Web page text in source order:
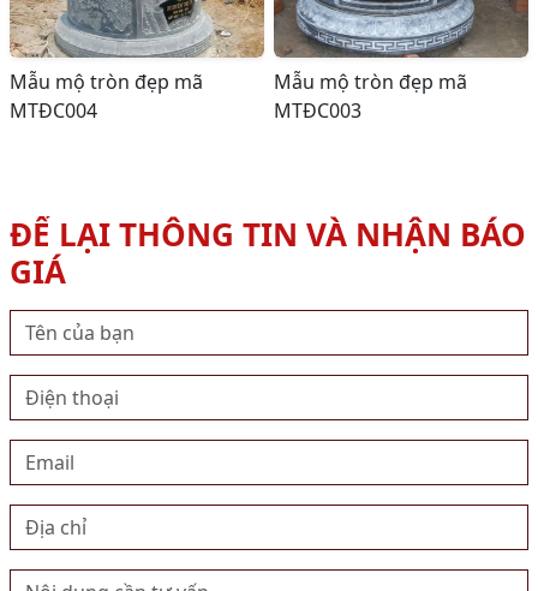
Mẫu mộ tròn đẹp mã
MTĐC004
Mẫu mộ tròn đẹp mã
MTĐC003
ĐỂ LẠI THÔNG TIN VÀ NHẬN BÁO
GIÁ